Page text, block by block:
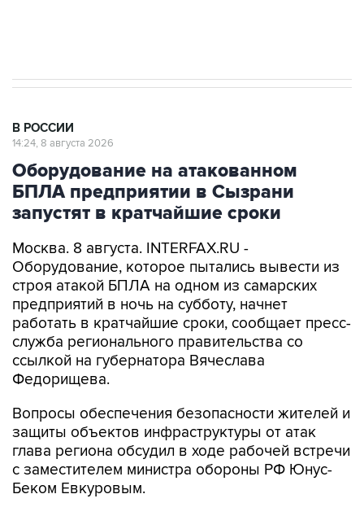
Оборудование на атакованном
БПЛА предприятии в Сызрани
запустят в кратчайшие сроки
Москва. 8 августа. INTERFAX.RU -
строя атакой БПЛА на одном из самарских
предприятий в ночь на субботу, начнет
работать в кратчайшие сроки, сообщает пресс-
служба регионального правительства со
ссылкой на губернатора Вячеслава
Федорищева.
Вопросы обеспечения безопасности жителей и
глава региона обсудил в ходе рабочей встречи
с заместителем министра обороны РФ Юнус-
Беком Евкуровым.
"Обстановка у нас, как и во всей стране,